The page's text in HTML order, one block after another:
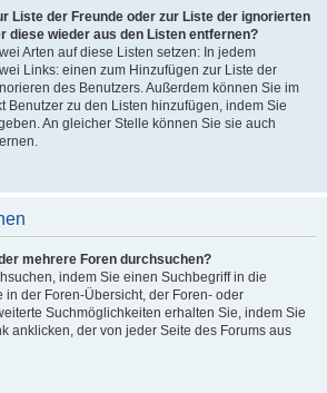
Liste der Freunde oder zur Liste der ignorierten
diese wieder aus den Listen entfernen?
Arten auf diese Listen setzen: In jedem
Links: einen zum Hinzufügen zur Liste der
des Benutzers. Außerdem können Sie im
Benutzer zu den Listen hinzufügen, indem Sie
An gleicher Stelle können Sie sie auch
mehrere Foren durchsuchen?
indem Sie einen Suchbegriff in die
der Foren-Übersicht, der Foren- oder
Suchmöglichkeiten erhalten Sie, indem Sie
anklicken, der von jeder Seite des Forums aus